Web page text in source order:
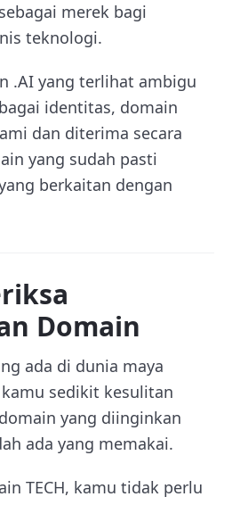
merek bagi
teknologi.
.AI yang terlihat ambigu
identitas, domain
dan diterima secara
yang sudah pasti
berkaitan dengan
Domain
ada di dunia maya
sedikit kesulitan
yang diinginkan
ada yang memakai.
TECH, kamu tidak perlu